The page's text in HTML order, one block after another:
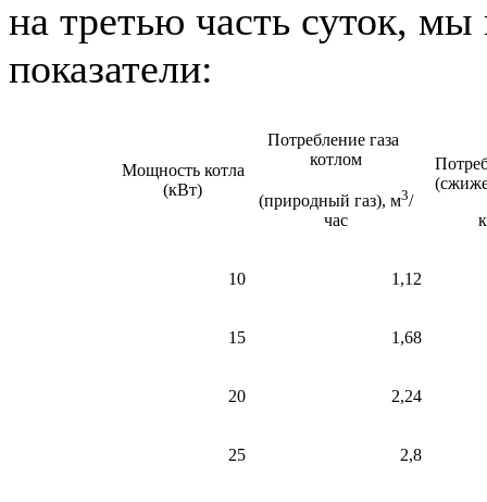
на третью часть суток,
показатели:
Мощность котла
(кВт)
Потребление газа
котлом
(природный газ), м3/
час
10 1,12
15 1,68
20 2,24
25 2,8